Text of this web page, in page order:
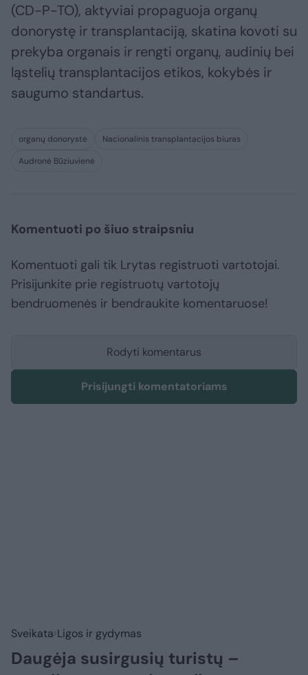
(CD-P-TO), aktyviai propaguoja organų
donorystę ir transplantaciją, skatina kovoti su
prekyba organais ir rengti organų, audinių bei
ląstelių transplantacijos etikos, kokybės ir
saugumo standartus.
organų donorystė
Nacionalinis transplantacijos biuras
Audronė Būziuvienė
Komentuoti po šiuo straipsniu
Komentuoti gali tik Lrytas registruoti vartotojai.
Prisijunkite prie registruotų vartotojų
bendruomenės ir bendraukite komentaruose!
Rodyti komentarus
Prisijungti komentatoriams
Sveikata Ligos ir gydymas
Daugėja susirgusių turistų –